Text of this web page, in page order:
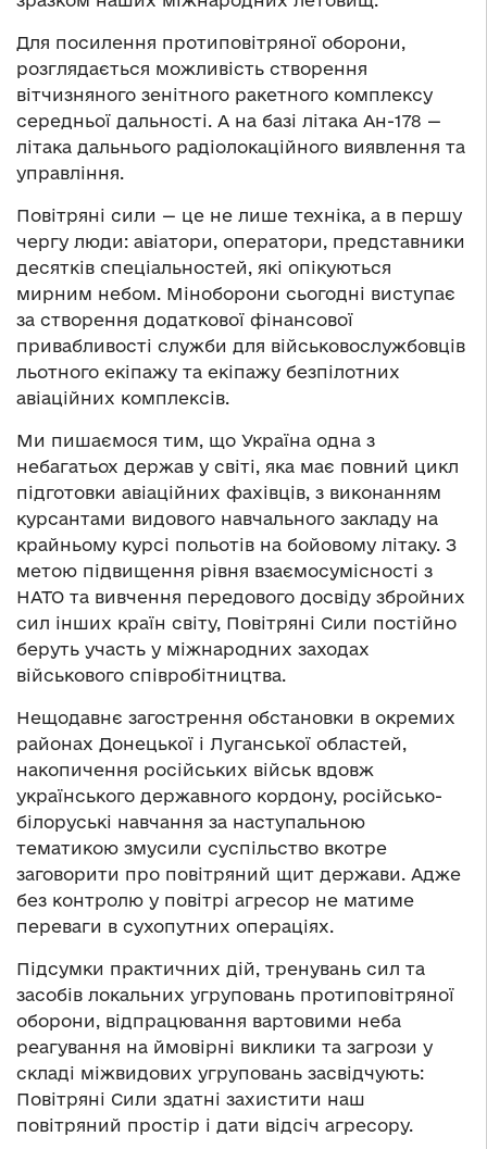
Для посилення протиповітряної оборони,
розглядається можливість створення
вітчизняного зенітного ракетного комплексу
середньої дальності. А на базі літака Ан-178 —
літака дальнього радіолокаційного виявлення та
управління.
Повітряні сили — це не лише техніка, а в першу
чергу люди: авіатори, оператори, представники
десятків спеціальностей, які опікуються
мирним небом. Міноборони сьогодні виступає
за створення додаткової фінансової
привабливості служби для військовослужбовців
льотного екіпажу та екіпажу безпілотних
авіаційних комплексів.
Ми пишаємося тим, що Україна одна з
небагатьох держав у світі, яка має повний цикл
підготовки авіаційних фахівців, з виконанням
курсантами видового навчального закладу на
крайньому курсі польотів на бойовому літаку. З
метою підвищення рівня взаємосумісності з
НАТО та вивчення передового досвіду збройних
сил інших країн світу, Повітряні Сили постійно
беруть участь у міжнародних заходах
військового співробітництва.
Нещодавнє загострення обстановки в окремих
районах Донецької і Луганської областей,
накопичення російських військ вдовж
українського державного кордону, російсько-
білоруські навчання за наступальною
тематикою змусили суспільство вкотре
заговорити про повітряний щит держави. Адже
без контролю у повітрі агресор не матиме
переваги в сухопутних операціях.
Підсумки практичних дій, тренувань сил та
засобів локальних угруповань протиповітряної
оборони, відпрацювання вартовими неба
реагування на ймовірні виклики та загрози у
складі міжвидових угруповань засвідчують:
Повітряні Сили здатні захистити наш
повітряний простір і дати відсіч агресору.